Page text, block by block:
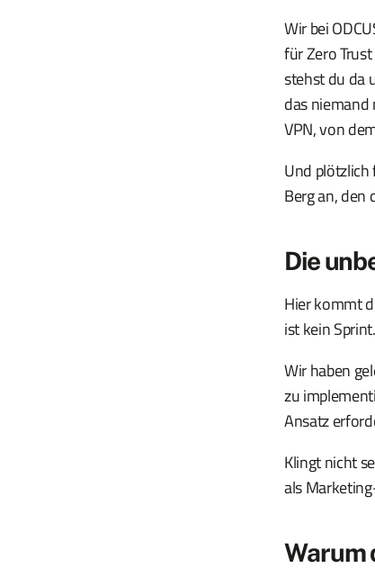
Wir bei
für Zero
stehst du da
das
VPN, von
Und
Berg an, den
Die
Hier kommt
ist kein
Wir haben
zu
Ansatz
Klingt nicht
als
Warum